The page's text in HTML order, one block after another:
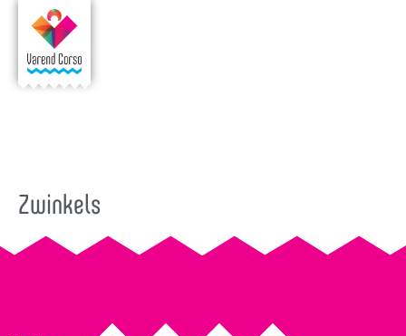
Zwinkels